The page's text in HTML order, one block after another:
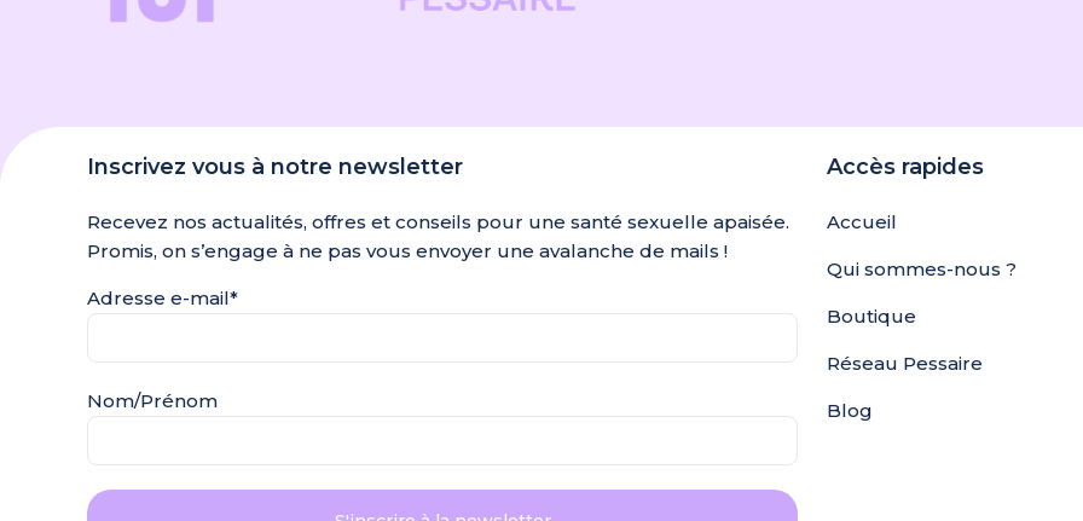
Inscrivez vous à notre newsletter
Recevez nos actualités, offres et conseils pour une santé sexuelle apaisée.
Promis, on s’engage à ne pas vous envoyer une avalanche de mails !
Adresse e-mail*
Nom/Prénom
Accès rapides
Accueil
Qui sommes-nous ?
Boutique
Réseau Pessaire
Blog